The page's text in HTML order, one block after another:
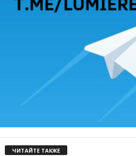
ЧИТАЙТЕ ТАКЖЕ